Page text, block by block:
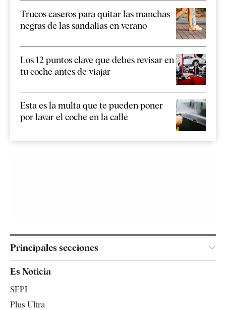
Trucos caseros para quitar las manchas
negras de las sandalias en verano
Los 12 puntos clave que debes revisar en
tu coche antes de viajar
Esta es la multa que te pueden poner
por lavar el coche en la calle
Principales secciones
Es Noticia
SEPI
Plus Ultra